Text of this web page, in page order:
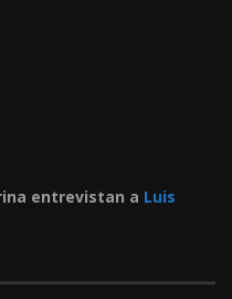
entrevistan a Luis